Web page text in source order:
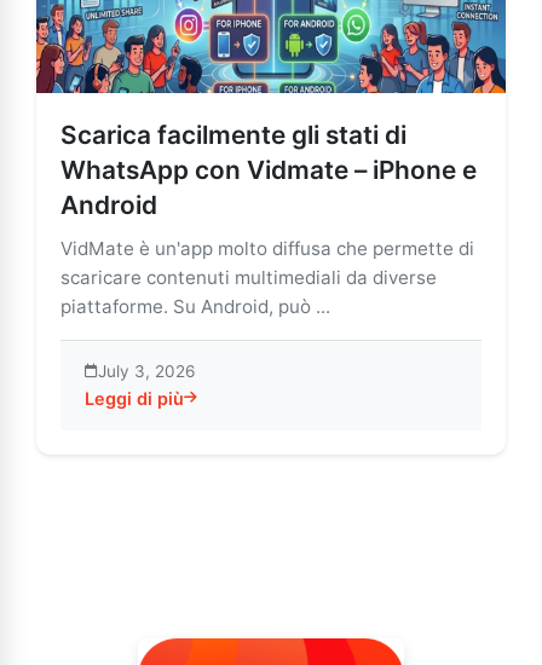
Scarica facilmente gli stati di
WhatsApp con Vidmate – iPhone e
Android
VidMate è un'app molto diffusa che permette di
scaricare contenuti multimediali da diverse
piattaforme. Su Android, può ...
July 3, 2026
Leggi di più
about Scarica facilmente gli stati di WhatsApp con